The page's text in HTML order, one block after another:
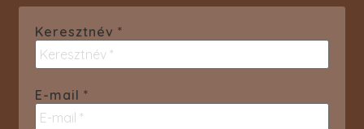
Keresztnév*
E-mail*